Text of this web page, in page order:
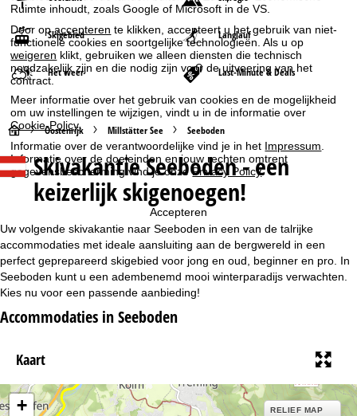
Ruimte inhoudt, zoals Google of Microsoft in de VS.
Door opaccepteren te klikken, accepteert u het gebruik van niet-
functionele cookies en soortgelijke technologieën. Als u op
weigeren klikt, gebruiken we alleen diensten die technisch
noodzakelijk zijn en die nodig zijn voor de uitvoering van het
contract.
Meer informatie over het gebruik van cookies en de mogelijkheid
om uw instellingen te wijzigen, vindt u in de informatie over
Cookie-Policy.
Informatie over de verantwoordelijke vind je in het Impressum
Informatie over de doeleinden en jouw rechten omtrent
gegevensbescherming vind je onzePrivacy Policy.
Accepteren
Skigebied Langlauf
Het weer Last-Minute & Deals
S
t
r
t
p
a
g
i
Oostenrijk Millstätter See Seeboden
Skivakantie Seeboden - een
keizerlijk skigenoegen!
Uw volgende skivakantie naar Seeboden in een van de talrijke
accommodaties met ideale aansluiting aan de bergwereld in een
perfect geprepareerd skigebied voor jong en oud, beginner en pro. In
Seeboden kunt u een adembenemd mooi winterparadijs verwachten.
Kies nu voor een passende aanbieding!
Accommodaties in Seeboden
Kaart
+ RELIEF MAP